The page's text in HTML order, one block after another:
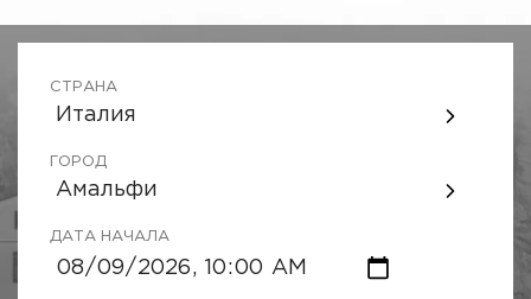
СТРАНА
Италия
ГОРОД
Амальфи
ДАТА НАЧАЛА